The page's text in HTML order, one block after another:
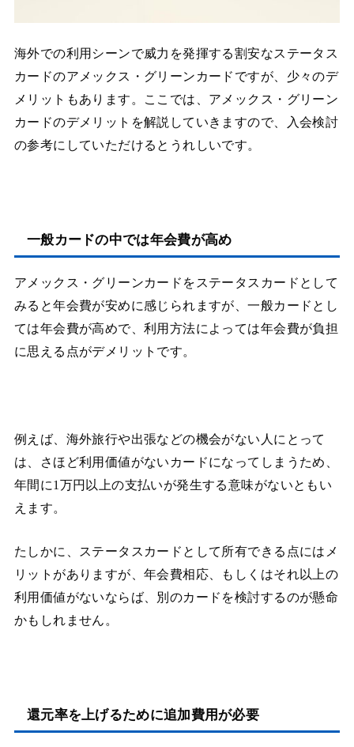
海外での利用シーンで威力を発揮する割安なステータス
カードのアメックス・グリーンカードですが、少々のデ
メリットもあります。ここでは、アメックス・グリーン
カードのデメリットを解説していきますので、入会検討
の参考にしていただけるとうれしいです。
一般カードの中では年会費が高め
アメックス・グリーンカードをステータスカードとして
みると年会費が安めに感じられますが、一般カードとし
ては年会費が高めで、利用方法によっては年会費が負担
に思える点がデメリットです。
例えば、海外旅行や出張などの機会がない人にとって
は、さほど利用価値がないカードになってしまうため、
年間に1万円以上の支払いが発生する意味がないともい
えます。
たしかに、ステータスカードとして所有できる点にはメ
リットがありますが、年会費相応、もしくはそれ以上の
利用価値がないならば、別のカードを検討するのが懸命
かもしれません。
還元率を上げるために追加費用が必要